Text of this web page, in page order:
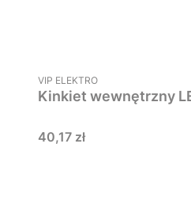
PRODUCENT
VIP ELEKTRO
Kinkiet wewnętrzny
Cena
40,17 zł